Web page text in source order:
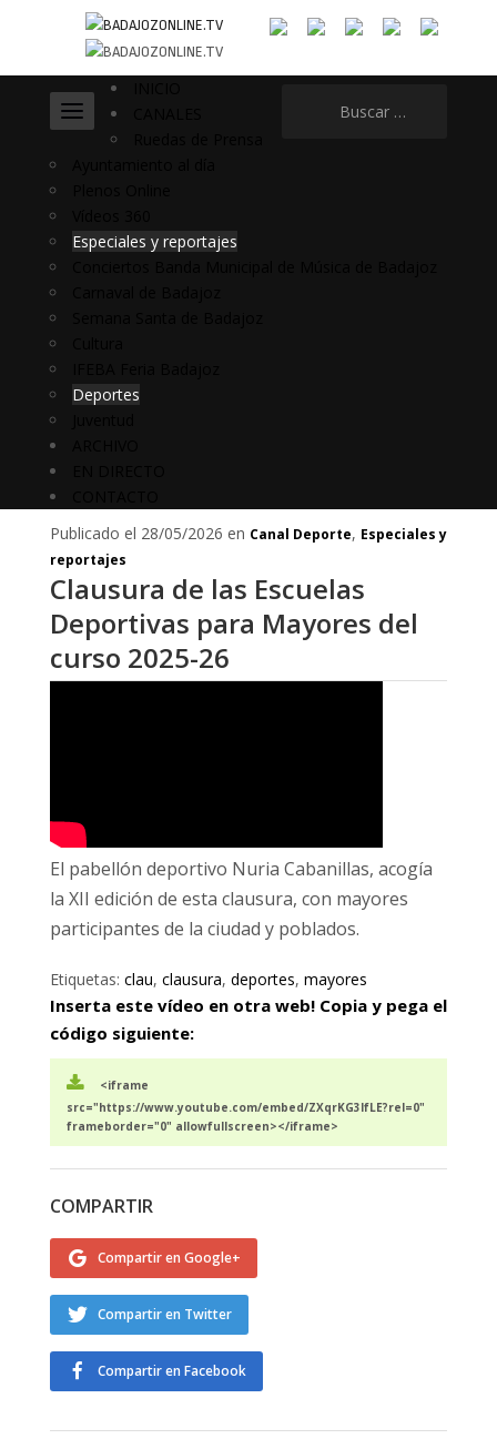
Especiales y reportajes
Deportes
Publicado el 28/05/2026 en Canal Deporte, Especiales y
reportajes
Clausura de las Escuelas
Deportivas para Mayores del
curso 2025-26
El pabellón deportivo Nuria Cabanillas, acogía
la XII edición de esta clausura, con mayores
participantes de la ciudad y poblados.
Etiquetas: clau, clausura, deportes, mayores
Inserta este vídeo en otra web! Copia y pega el
código siguiente:
<iframe
src="https://www.youtube.com/embed/ZXqrKG3IfLE?rel=0"
frameborder="0" allowfullscreen></iframe>
COMPARTIR
Compartir en Google+
Compartir en Twitter
Compartir en Facebook